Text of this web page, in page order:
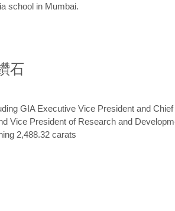
school in Mumbai.
石
GIA Executive Vice President and
Vice President of Research and
2,488.32 carats